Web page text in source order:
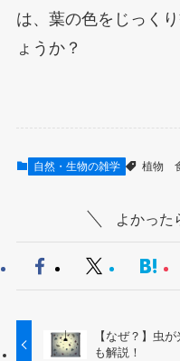
は、葉の色をじっく
ょうか？
自然・生物の雑学 植物
よかった
【なぜ？】虫
も解説！